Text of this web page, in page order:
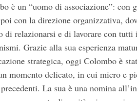
è un “uomo di associazione”:
con la direzione organizzativa,
di relazionarsi e di lavorare con tutti
Grazie alla sua esperienza
strategica, oggi Colombo è
momento delicato, in cui micro e
La sua è una nomina